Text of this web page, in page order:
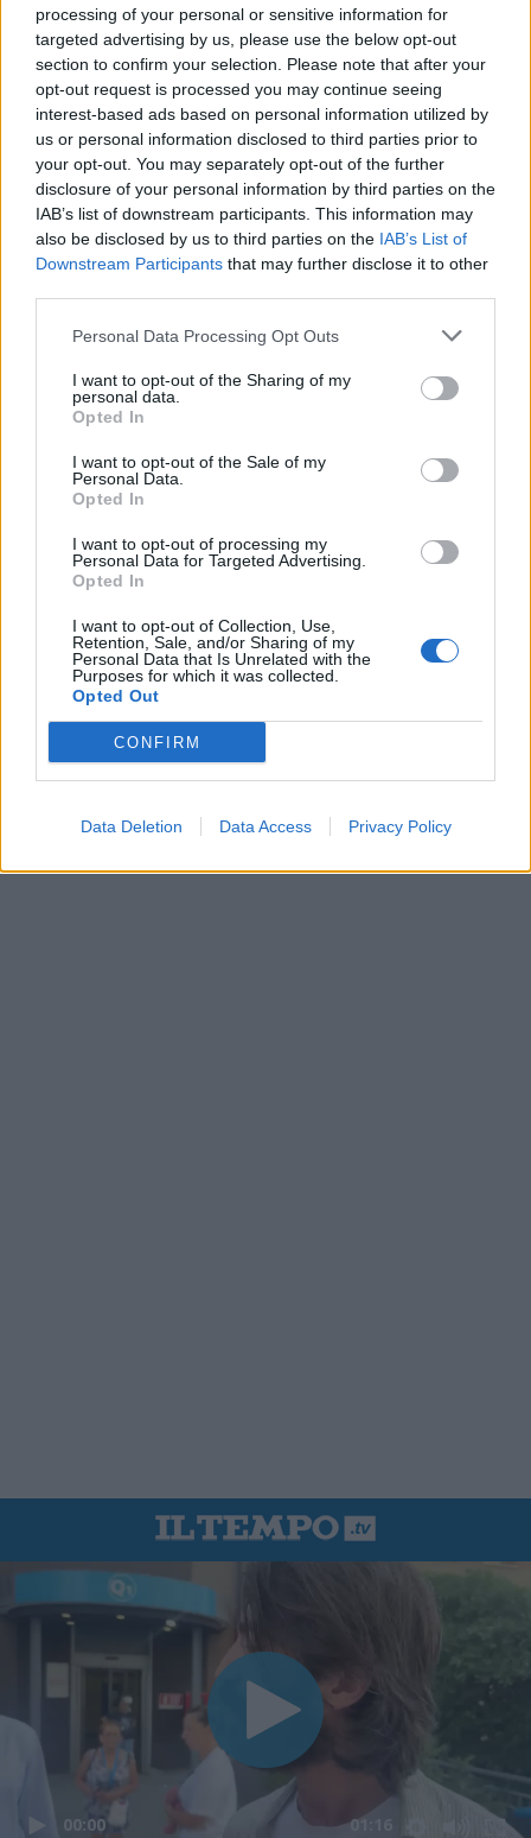
processing of your personal or sensitive information for
targeted advertising by us, please use the below opt-out
section to confirm your selection. Please note that after your
opt-out request is processed you may continue seeing
interest-based ads based on personal information utilized by
us or personal information disclosed to third parties prior to
your opt-out. You may separately opt-out of the further
disclosure of your personal information by third parties on the
IAB’s list of downstream participants. This information may
also be disclosed by us to third parties on the IAB’s List of
Downstream Participants that may further disclose it to other
Personal Data Processing Opt Outs
I want to opt-out of the Sharing of my
personal data.
Opted In
I want to opt-out of the Sale of my
Personal Data.
Opted In
I want to opt-out of processing my
Personal Data for Targeted Advertising.
Opted In
I want to opt-out of Collection, Use,
Retention, Sale, and/or Sharing of my
Personal Data that Is Unrelated with the
Purposes for which it was collected.
Opted Out
CONFIRM
Data Deletion Data Access Privacy Policy
00:00 01:16